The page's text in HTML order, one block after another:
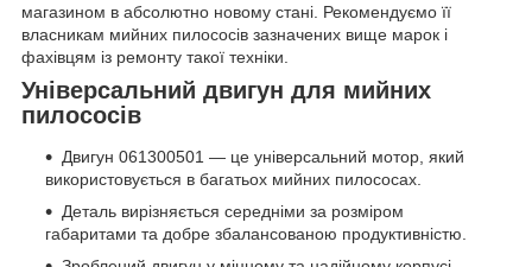
магазином в абсолютно новому стані. Рекомендуємо її
власникам мийних пилососів зазначених вище марок і
фахівцям із ремонту такої техніки.
Універсальний двигун для мийних
пилососів
Двигун 061300501 — це універсальний мотор, який
використовується в багатьох мийних пилососах.
Деталь вирізняється середніми за розміром
габаритами та добре збалансованою продуктивністю.